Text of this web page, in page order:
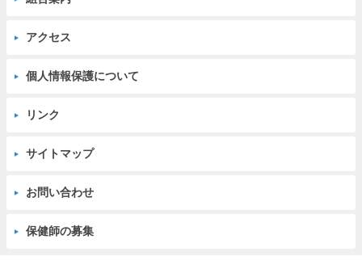
アクセス
個人情報保護について
リンク
サイトマップ
お問い合わせ
保健師の募集